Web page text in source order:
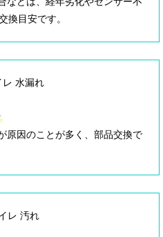
換目安です。
原因のことが多く、部品交換で